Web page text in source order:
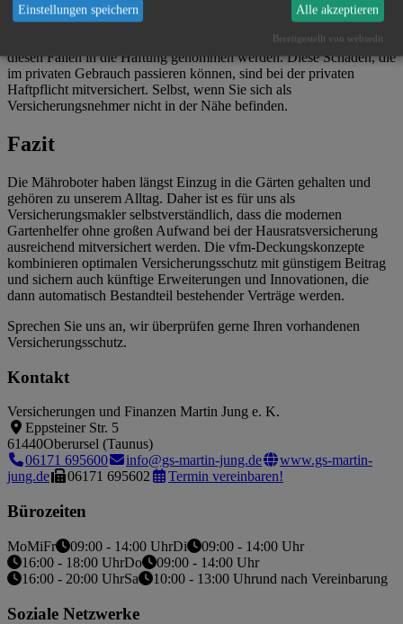
Das Begrenzungskabel ist falsch verlegt und Ihr Gerät erkennt die
Grundstücksgrenze nicht und mäht kurzerhand das frisch angelegte
Blumenbeet des Nachbarn. Die Besitzer der Gartenhilfe können in
diesen Fällen in die Haftung genommen werden. Diese Schäden, die
im privaten Gebrauch passieren können, sind bei der privaten
Haftpflicht mitversichert. Selbst, wenn Sie sich als
Versicherungsnehmer nicht in der Nähe befinden.
Fazit
Die Mähroboter haben längst Einzug in die Gärten gehalten und
gehören zu unserem Alltag. Daher ist es für uns als
Versicherungsmakler selbstverständlich, dass die modernen
Gartenhelfer ohne großen Aufwand bei der Hausratsversicherung
ausreichend mitversichert werden. Die vfm-Deckungskonzepte
kombinieren optimalen Versicherungsschutz mit günstigem Beitrag
und sichern auch künftige Erweiterungen und Innovationen, die
dann automatisch Bestandteil bestehender Verträge werden.
Sprechen Sie uns an, wir überprüfen gerne Ihren vorhandenen
Versicherungsschutz.
Kontakt
Versicherungen und Finanzen Martin Jung e. K.
Eppsteiner Str. 5
61440Oberursel (Taunus)
06171 695600
info@gs-martin-jung.de
www.gs-martin-
jung.de
06171 695602 Termin vereinbaren!
Bürozeiten
MoMiFr 09:00 - 14:00 UhrDi
09:00 - 14:00 Uhr
16:00 - 18:00 UhrDo
09:00 - 14:00 Uhr
16:00 - 20:00 UhrSa 10:00 - 13:00 Uhrund nach Vereinbarung
Soziale Netzwerke
Einstellungen speichern Alle akzeptieren
Bereitgestellt von websedit